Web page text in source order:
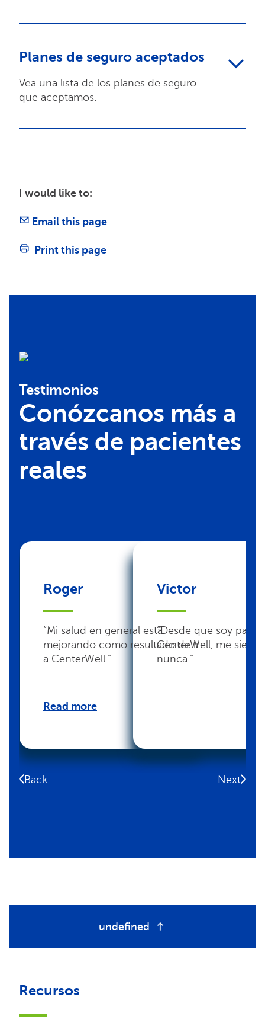
I would like to:
Email this page
Print this page
Planes de seguro aceptados
Vea una lista de los planes de seguro
que aceptamos.
Testimonios
Conózcanos más a
través de pacientes
reales
Back
Roger
“Mi salud en general está
mejorando como resultado de ir
a CenterWell.”
Read more
Victor
“Desde que soy
CenterWell, me
nunca.”
Next
undefined
Recursos